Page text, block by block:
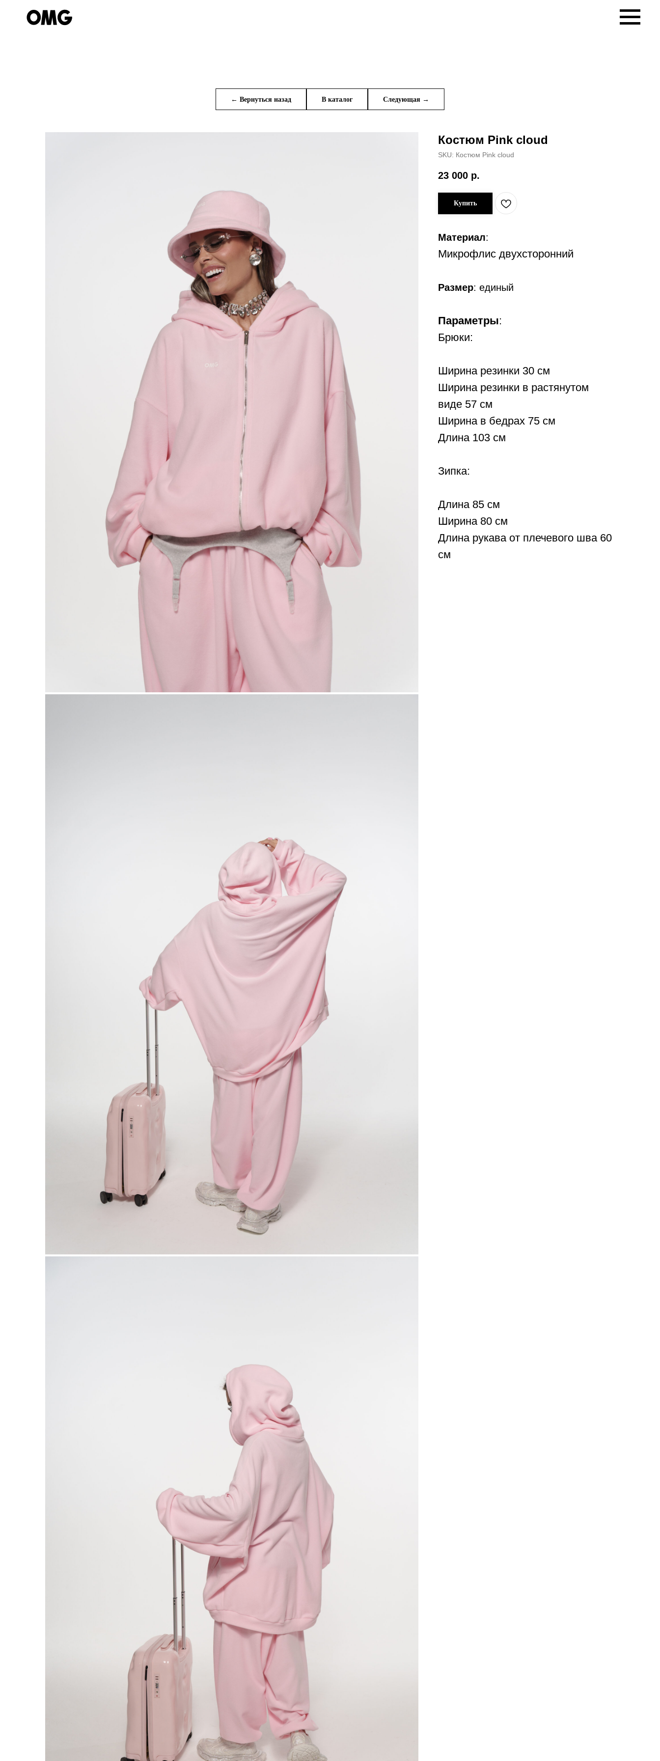
← Вернуться назад В каталог Следующая →
Костюм Pink cloud
SKU: Костюм Pink cloud
23 000 р.
Купить
Материал:
Микрофлис двухсторонний
Размер: единый
Параметры:
Брюки:
Ширина резинки 30 см
Ширина резинки в растянутом
виде 57 см
Ширина в бедрах 75 см
Длина 103 см
Зипка:
Длина 85 см
Ширина 80 см
Длина рукава от плечевого шва 60
см